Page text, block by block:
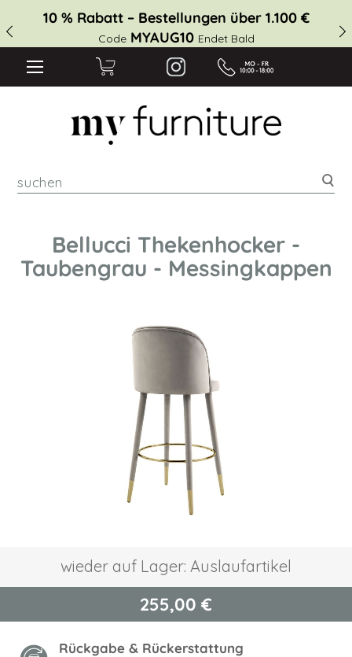
10 % Rabatt – Bestellungen über 1.100 €
CodeMYAUG10 Endet Bald
Bellucci Thekenhocker -
Taubengrau - Messingkappen
wieder auf Lager: Auslaufartikel
255,00 €
Rückgabe & Rückerstattung
der